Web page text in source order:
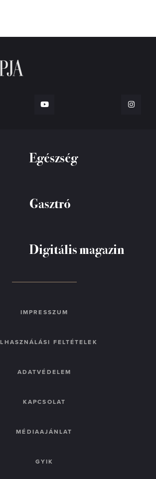
Egészség
Gasztró
Digitális magazin
IMPRESSZUM
FELTÉTELEK
ADATVÉDELEM
KAPCSOLAT
MÉDIAAJÁNLAT
GYIK